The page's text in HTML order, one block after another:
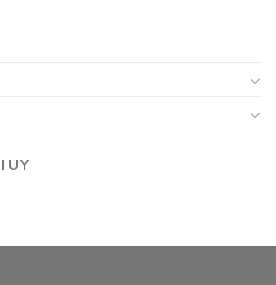
UY